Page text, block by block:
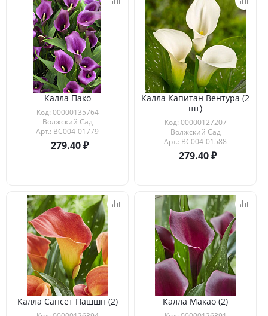
Калла Пако
Код: 00000135764
Волжский Сад
Арт.: ВС004-01779
279.40
Калла Капитан Вентура (2
шт)
Код: 00000127207
Волжский Сад
Арт.: ВС004-01588
279.40
Калла Сансет Пашшн (2) Калла Макао (2)